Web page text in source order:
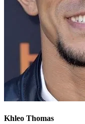
Khleo Thomas